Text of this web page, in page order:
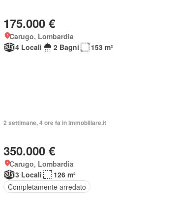
175.000 €
Carugo, Lombardia
4 Locali
2 Bagni 153 m²
2 settimane, 4 ore fa in Immobiliare.it
350.000 €
Carugo, Lombardia
3 Locali
126 m²
Completamente arredato